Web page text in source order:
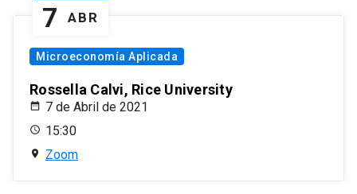
7 ABR
Microeconomía Aplicada
Rossella Calvi, Rice University
7 de Abril de 2021
15:30
Zoom